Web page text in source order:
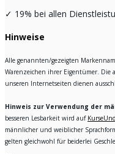
✓ 19% bei allen
Hinweise
Alle genannten/gezeigten
Warenzeichen ihrer Eigentümer.
unseren Internetseiten dienen
Hinweis zur Verwendung der
besseren Lesbarkeit wird auf
männlicher und weiblicher
gelten gleichwohl für beiderlei